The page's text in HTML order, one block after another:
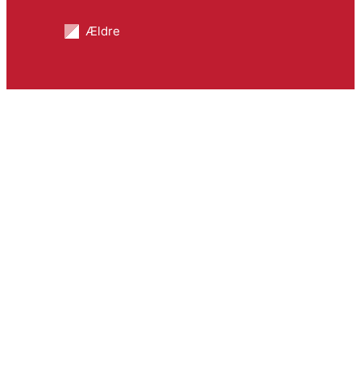
Ældre